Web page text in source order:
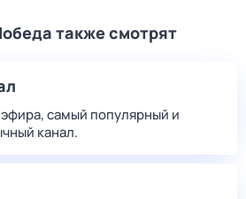
также смотрят
самый популярный и
канал.